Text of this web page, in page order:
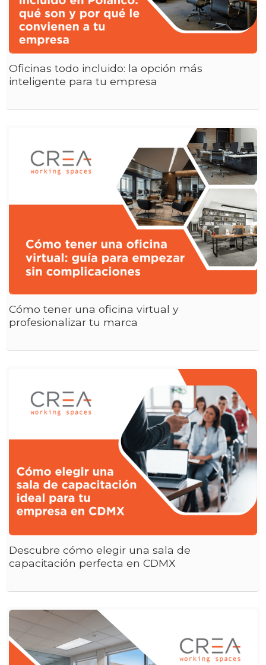
Oficinas todo incluido: la opción más
inteligente para tu empresa
Cómo tener una oficina virtual y
profesionalizar tu marca
Descubre cómo elegir una sala de
capacitación perfecta en CDMX